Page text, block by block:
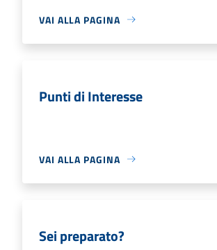
VAI ALLA PAGINA
Punti di Interesse
VAI ALLA PAGINA
Sei preparato?